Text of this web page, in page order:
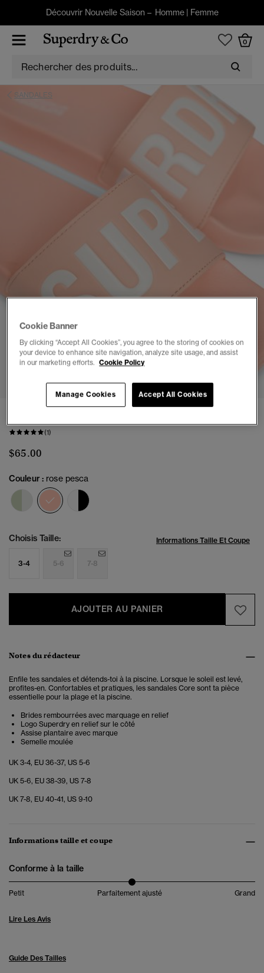
Découvrir Nouvelle Saison – Homme| Femme
0
SANDALES
1 2 3 4 5
(1)
$65.00
Couleur : rose pesca
sélectionné
Choisis Taille: Informations Taille Et Coupe
3-4 5-6 7-8
AJOUTER AU PANIER
Notes du rédacteur
Enfile tes sandales et détends-toi à la piscine. Lorsque le soleil est levé,
profites-en. Confortables et pratiques, les sandales Core sont ta pièce
essentielle pour la plage et la piscine.
Brides rembourrées avec marquage en relief
Logo Superdry en relief sur le côté
Assise plantaire avec marque
Semelle moulée
UK 3-4, EU 36-37, US 5-6
UK 5-6, EU 38-39, US 7-8
UK 7-8, EU 40-41, US 9-10
Informations taille et coupe
Conforme à la taille
Petit Parfaitement ajusté Grand
Lire Les Avis
Guide Des Tailles
Cookie Banner
By clicking “Accept All Cookies”, you agree to the storing of cookies on
your device to enhance site navigation, analyze site usage, and assist
in our marketing efforts. Cookie Policy
Accept All Cookies
Manage Cookies